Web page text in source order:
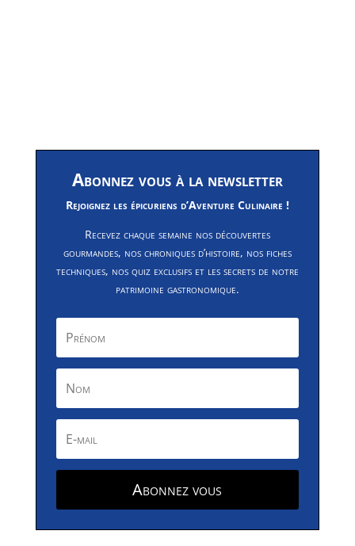
Abonnez vous à la newsletter
Rejoignez les épicuriens d’Aventure Culinaire !
Recevez chaque semaine nos découvertes
gourmandes, nos chroniques d’histoire, nos fiches
techniques, nos quiz exclusifs et les secrets de notre
patrimoine gastronomique.
Abonnez vous